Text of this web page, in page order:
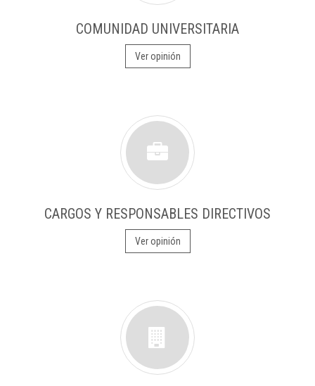
COMUNIDAD UNIVERSITARIA
Ver opinión
CARGOS Y RESPONSABLES DIRECTIVOS
Ver opinión